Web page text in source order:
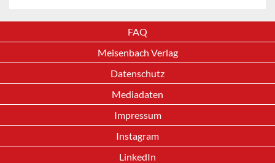
FAQ
Meisenbach Verlag
Datenschutz
Mediadaten
Impressum
Instagram
LinkedIn